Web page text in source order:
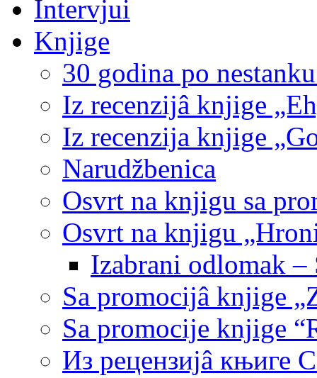
Intervjui
Knjige
30 godina po
Iz recenzijâ knjige
Iz recenzija knjige
Narudžbenica
Osvrt na knjigu sa
Osvrt na knjigu
Izabrani odlomak
Sa promocijâ knjige
Sa promocije knjige
Из рецензијâ